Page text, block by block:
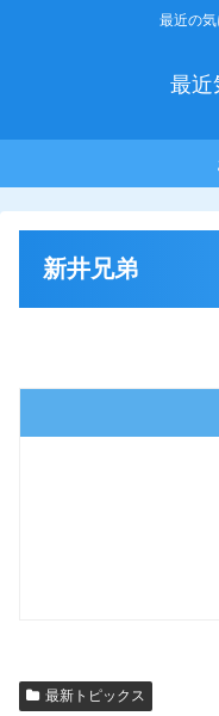
最近の
最近
新井兄弟
最新トピックス